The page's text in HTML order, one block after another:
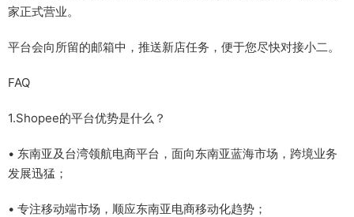
家正式营业。
平台会向所留的邮箱中，推送新店任务，便于您尽快对接小二。
FAQ
1.Shopee的平台优势是什么？
• 东南亚及台湾领航电商平台，面向东南亚蓝海市场，跨境业务
发展迅猛；
• 专注移动端市场，顺应东南亚电商移动化趋势；